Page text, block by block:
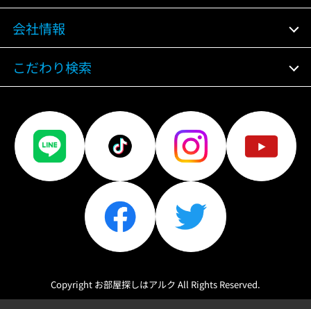
会社情報
こだわり検索
Copyright お部屋探しはアルク All Rights Reserved.